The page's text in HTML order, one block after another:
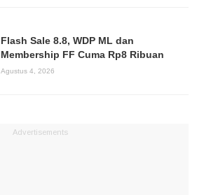
Flash Sale 8.8, WDP ML dan
Membership FF Cuma Rp8 Ribuan
Agustus 4, 2026
Advertisements